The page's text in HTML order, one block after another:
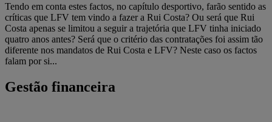
Tendo em conta estes factos, no capítulo desportivo, farão sentido as
críticas que LFV tem vindo a fazer a Rui Costa? Ou será que Rui
Costa apenas se limitou a seguir a trajetória que LFV tinha iniciado
quatro anos antes? Será que o critério das contratações foi assim tão
diferente nos mandatos de Rui Costa e LFV? Neste caso os factos
falam por si...
Gestão financeira